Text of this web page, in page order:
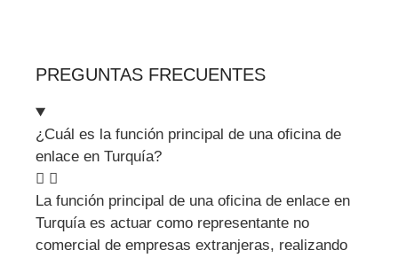
PREGUNTAS FRECUENTES
¿Cuál es la función principal de una oficina de
enlace en Turquía?
La función principal de una oficina de enlace en
Turquía es actuar como representante no
comercial de empresas extranjeras, realizando